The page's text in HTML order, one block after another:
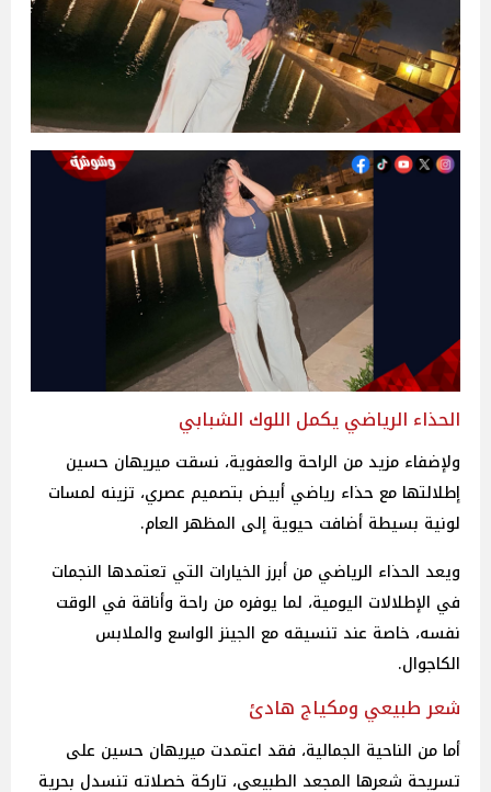
الحذاء الرياضي يكمل اللوك الشبابي
ولإضفاء مزيد من الراحة والعفوية، نسقت ميريهان حسين
إطلالتها مع حذاء رياضي أبيض بتصميم عصري، تزينه لمسات
لونية بسيطة أضافت حيوية إلى المظهر العام.
ويعد الحذاء الرياضي من أبرز الخيارات التي تعتمدها النجمات
في الإطلالات اليومية، لما يوفره من راحة وأناقة في الوقت
نفسه، خاصة عند تنسيقه مع الجينز الواسع والملابس
الكاجوال.
شعر طبيعي ومكياج هادئ
أما من الناحية الجمالية، فقد اعتمدت ميريهان حسين على
تسريحة شعرها المجعد الطبيعي، تاركة خصلاته تنسدل بحرية